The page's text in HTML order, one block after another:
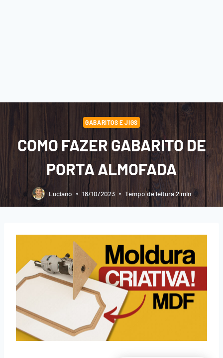
GABARITOS E JIGS
COMO FAZER GABARITO DE
PORTA ALMOFADA
Luciano 18/10/2023 Tempo de leitura2min